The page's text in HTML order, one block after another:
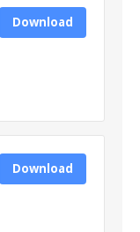
Download
Download